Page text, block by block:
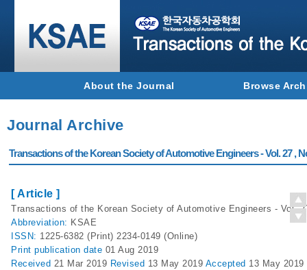
About the Journal Browse
Journal Archive
Transactions of the Korean Society of Automotive Engineers - Vol. 27 ,
[ Article ]
Transactions of the Korean Society of Automotive Engineers - Vol.
Abbreviation: KSAE
ISSN: 1225-6382 (Print) 2234-0149 (Online)
Print publication date 01 Aug 2019
Received 21 Mar 2019 Revised 13 May 2019 Accepted 13 May 2019